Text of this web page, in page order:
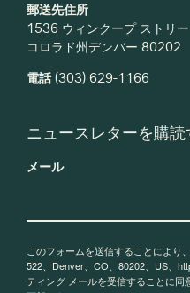
郵送先住所
1536 ウィンクープ ストリ
コロラド州デンバー 80202
電話(303) 629-1166
ニュースレターを購読
メール
このフォームを送信することにより
522、Denver、CO、80202、US、
ティング メールを受信することに